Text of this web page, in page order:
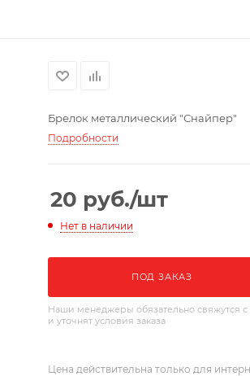
Брелок металлический "Снайпер"
Подробности
20 руб./шт
Нет в наличии
ПОД ЗАКАЗ
Наши менеджеры обязательно свяжутся
и уточнят условия заказа
Цена действительна только для